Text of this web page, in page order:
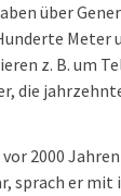
über
Meter
z. B. um
die
2000
sprach er mit